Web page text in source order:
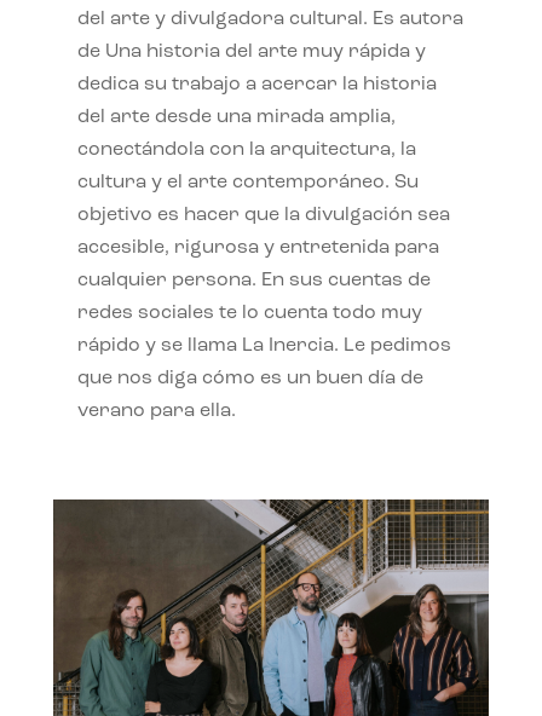
del arte y divulgadora cultural. Es autora
de Una historia del arte muy rápida y
dedica su trabajo a acercar la historia
del arte desde una mirada amplia,
conectándola con la arquitectura, la
cultura y el arte contemporáneo. Su
objetivo es hacer que la divulgación sea
accesible, rigurosa y entretenida para
cualquier persona. En sus cuentas de
redes sociales te lo cuenta todo muy
rápido y se llama La Inercia. Le pedimos
que nos diga cómo es un buen día de
verano para ella.